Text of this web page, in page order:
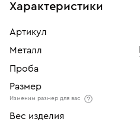
Характеристики
Артикул
Металл
Проба
Размер
Изменим размер для вас
Вес изделия